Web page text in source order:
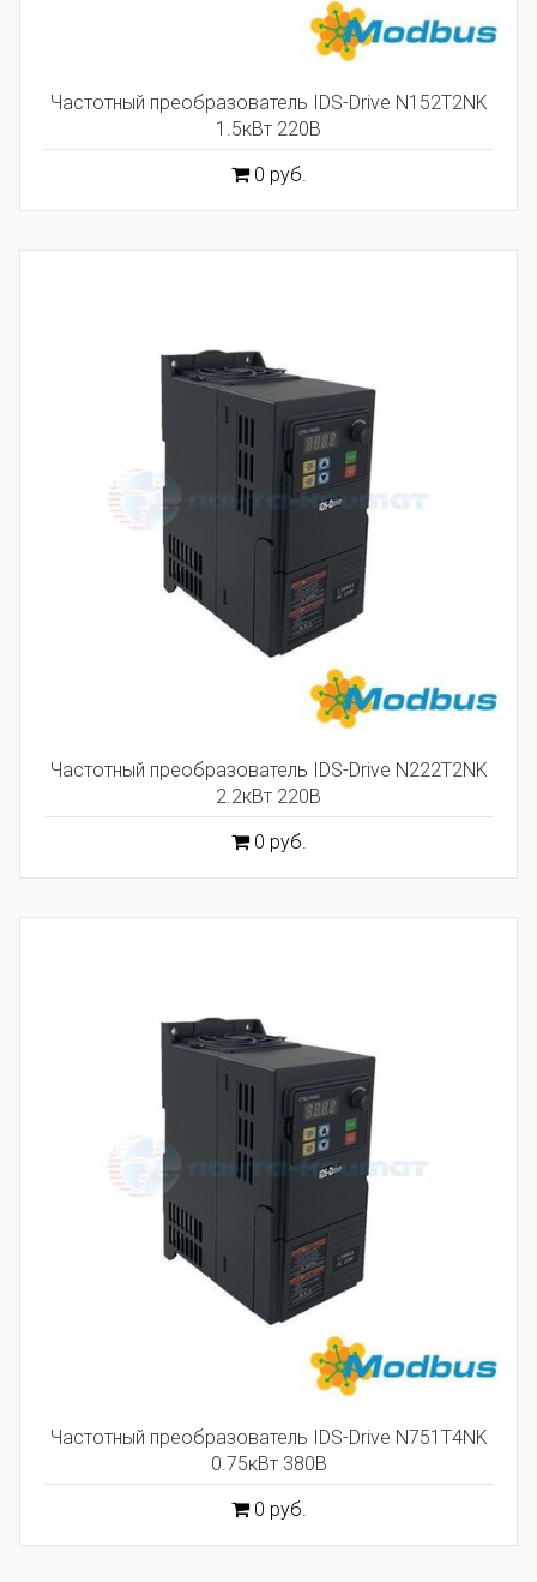
Частотный преобразователь IDS-Drive N152T2NK
1.5кВт 220В
0 руб.
Частотный преобразователь IDS-Drive N222T2NK
2.2кВт 220В
0 руб.
Частотный преобразователь IDS-Drive N751T4NK
0.75кВт 380В
0 руб.